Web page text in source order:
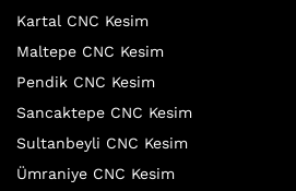
Kartal CNC Kesim
Maltepe CNC Kesim
Pendik CNC Kesim
Sancaktepe CNC Kesim
Sultanbeyli CNC Kesim
Ümraniye CNC Kesim